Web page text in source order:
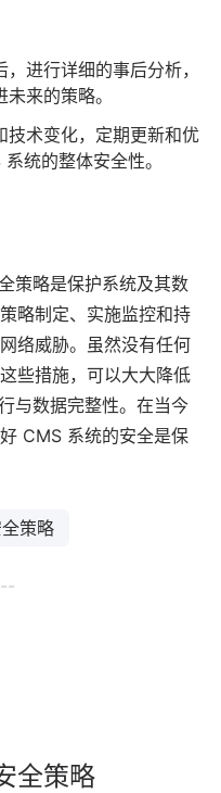
进行详细的事后分析，
来的策略。
技术变化，定期更新和优
统的整体安全性。
策略是保护系统及其数
略制定、实施监控和持
络威胁。虽然没有任何
些措施，可以大大降低
与数据完整性。在当今
CMS 系统的安全是保
策略
全策略